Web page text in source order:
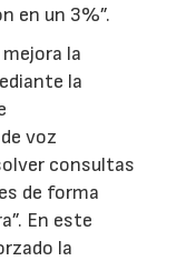
en un 3%”.
la
la
voz
consultas
de forma
En este
la